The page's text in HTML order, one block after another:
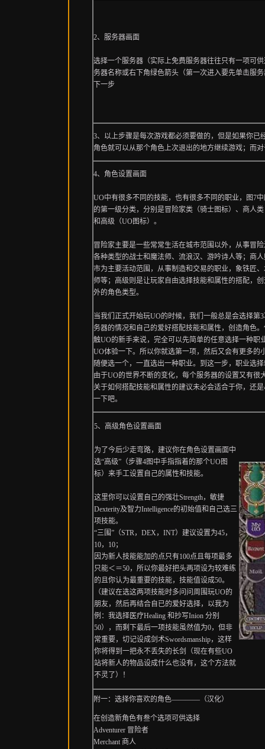
2、服务器画面
选择一个服务器（实际上免费服务器往往只有一项可
务器名称或右下角绿色箭头（第一次进入要先单击服
下一步
3、以上步骤是每次游戏都必须要做的，但是如果你
角色就可以从那个角色上次退出的地方继续游戏；而
4、角色设置画面
UO中有很多不同的技能，也有很多不同的职业，图7
的第一级分类，分别是冒险家类（骑士图标）、商人
和高级（UO图标）。
冒险家主要是一些常常生活在城市范围以外，从事冒
各种类型的战士和魔法师、流浪汉、游吟诗人等；商
市为主要活动范围，从事制造和交易的职业，象铁匠
师等；高级则是让玩家自由选择技能和属性的搭配，
外的角色类型。
当我们正式开始玩UO的时候，我们一般总是会选择第
务器的情况和自己的爱好搭配技能和属性，创造角色
触UO的新手来说，完全可以先简单的任意选择一种职
UO体验一下。所以你就选第一项，然后又会有更多的
随便选一个，一直选出一种职业。到这一步，职业选
由于UO的世界不断的变化，每个服务器的设置又有很
关于如何搭配技能和属性的建议未必会适合于你，还
一下吧。
5、高级角色设置画面
为了今后少走弯路，建议你在角色设置画面中
选“高级”（步骤4图中手指指着的那个UO图
标）来手工设置自己的属性和技能。
这里你可以设置自己的强壮Strength，敏捷
Dexterity及智力Intelligence的初始值和自己选三
项技能。
“三围”（STR，DEX，INT）建议设置为45，
10，10；
因为新人技能能加的点只有100点且每项最多
只能＜＝50，所以你最好把头两项设为较难练
的且你认为最重要的技能，技能值设成50。
（建议在选这两项技能时多问问周围玩UO的
朋友，然后再结合自已的爱好选择，以我为
例：我选择医疗Healing 和抄写Inion 分别
50），而剩下最后一项技能虽然值为0，但非
常重要，切记设成剑术Swordsmanship，这样
你将得到一把永不丢失的长剑（现在有些UO
站将新人的物品设成什么也没有，这个方法就
不灵了）！
附一：选择你喜欢的角色――――（汉化）
在创造新角色有叁个选项可供选择
Adventurer 冒险者
Merchant 商人